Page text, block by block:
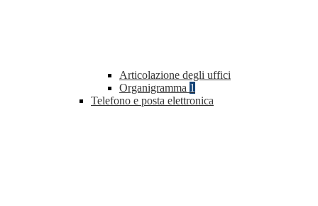
Articolazione degli uffici
Organigramma 1
Telefono e posta elettronica